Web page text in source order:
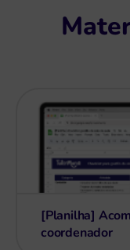
[Planilha]
coordenador